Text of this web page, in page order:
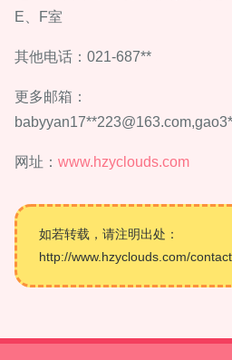
E、F室
其他电话：021-687**
更多邮箱：
babyyan17**223@163.com
网址： www.hzyclouds.com
如若转载，请注明出处：
http://www.hzyclouds.com/